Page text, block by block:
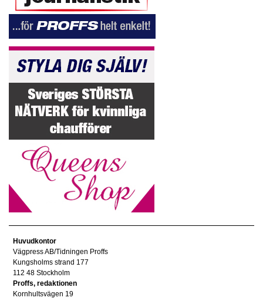
Huvudkontor
Vägpress AB/Tidningen Proffs
Kungsholms strand 177
112 48 Stockholm
Proffs, redaktionen
Kornhultsvägen 19